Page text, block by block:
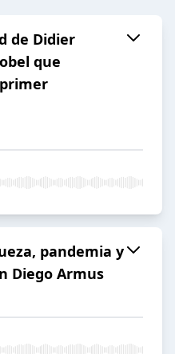
de Didier
que
pandemia y
Diego Armus